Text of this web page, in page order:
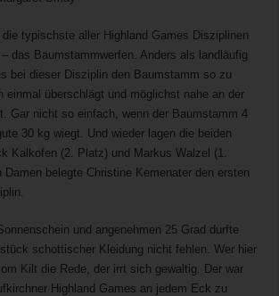
typischste aller Highland Games Disziplinen
das Baumstammwerfen. Anders als landläufig
bei dieser Disziplin den Baumstamm so zu
einmal überschlägt und möglichst nahe an der
Gar nicht so einfach, wenn der Baumstamm 4
30 kg wiegt. Und wieder lagen die beiden
Kalkofen (2. Platz) und Markus Walzel (1.
Damen belegte Christine Kemenater den ersten
und angenehmen 25 Grad durfte
schottischer Kleidung nicht fehlen. Wer hier
Kilt die Rede, der irrt sich gewaltig. Der war
Highland Games an jedem Eck zu